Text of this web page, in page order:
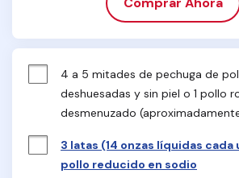
4 a 5 mitades de pechuga de
deshuesadas y sin piel o 1 pollo
desmenuzado
3 latas (14 onzas líquidas cada
pollo reducido en sodio